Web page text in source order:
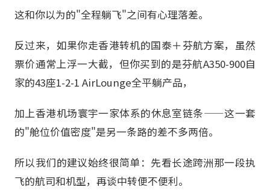
这和你以为的"全程躺飞"之间有心理落差。
反过来，如果你走香港转机的国泰＋芬航方案，虽然
票价通常上浮一大截，但你买到的是芬航A350-900自
家的43座1-2-1 AirLounge全平躺产品，
加上香港机场寰宇一家体系的休息室链条——这一套
的"舱位价值密度"是另一条路的差不多两倍。
所以我们的建议始终很简单：先看长途跨洲那一段执
飞的航司和机型，再谈中转便不便利。